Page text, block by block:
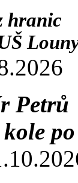
hranic
Petrů